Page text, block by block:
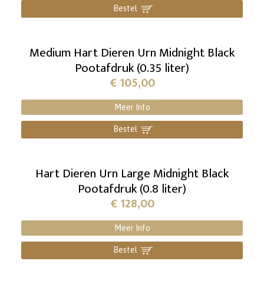
Bestel ]
Medium Hart Dieren Urn Midnight Black
Pootafdruk (0.35 liter)
€105,00
Meer Info
Bestel ]
Hart Dieren Urn Large Midnight Black
Pootafdruk (0.8 liter)
€128,00
Meer Info
Bestel ]